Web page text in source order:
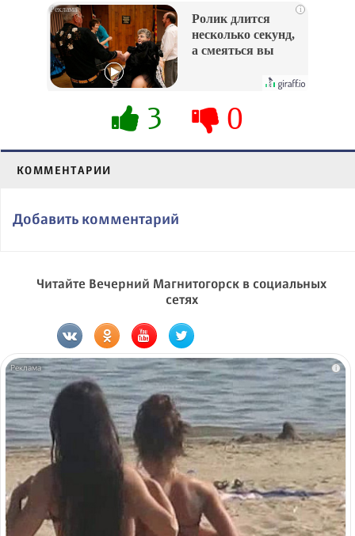
i
Ролик длится
несколько секунд,
а смеяться вы
3 0
КОММЕНТАРИИ
Добавить комментарий
Читайте Вечерний Магнитогорск в социальных
сетях
i